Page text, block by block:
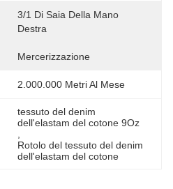
3/1 Di Saia Della Mano
Destra
Mercerizzazione
2.000.000 Metri Al Mese
tessuto del denim
dell'elastam del cotone 9Oz
Rotolo del tessuto del denim
dell'elastam del cotone